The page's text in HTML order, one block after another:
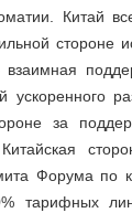
Китай
стороне
взаимная
за
Форума по
тарифных